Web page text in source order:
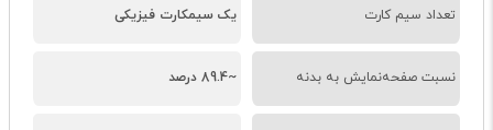
تعداد سیم کارت یک سیمکارت فیزیکی
نسبت صفحه‌نمایش به بدنه ~89.4 درصد